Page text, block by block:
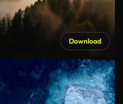
Download